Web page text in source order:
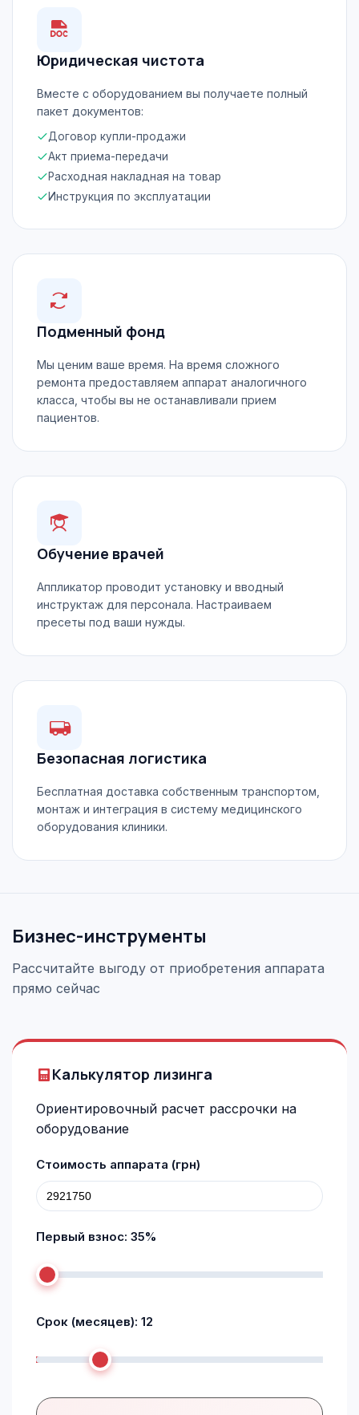
Юридическая чистота
Вместе с оборудованием вы получаете полный
пакет документов:
Договор купли-продажи
Акт приема-передачи
Расходная накладная на товар
Инструкция по эксплуатации
Подменный фонд
Мы ценим ваше время. На время сложного
ремонта предоставляем аппарат аналогичного
класса, чтобы вы не останавливали прием
пациентов.
Обучение врачей
Аппликатор проводит установку и вводный
инструктаж для персонала. Настраиваем
пресеты под ваши нужды.
Безопасная логистика
Бесплатная доставка собственным транспортом,
монтаж и интеграция в систему медицинского
оборудования клиники.
Бизнес-инструменты
Рассчитайте выгоду от приобретения аппарата
прямо сейчас
Калькулятор лизинга
Ориентировочный расчет рассрочки на
оборудование
Стоимость аппарата (грн)
Первый взнос: 35%
Срок (месяцев): 12